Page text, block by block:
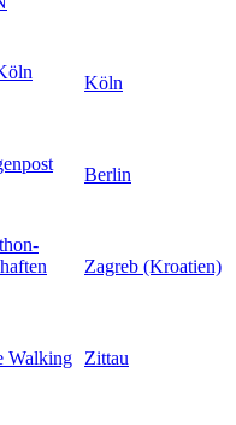
Köln
Berlin
Zagreb (Kroatien)
Walking Zittau